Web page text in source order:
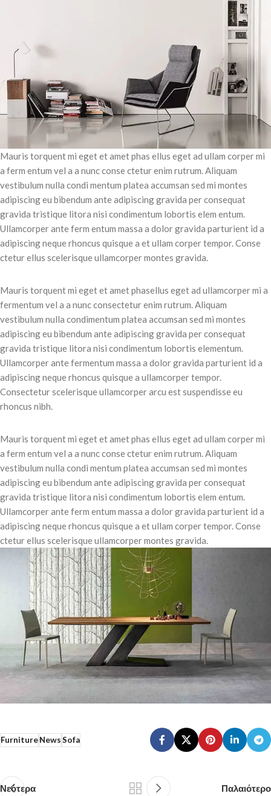
Mauris torquent mi eget et amet phas ellus eget ad ullam corper mi
a ferm entum vel a a nunc conse ctetur enim rutrum. Aliquam
vestibulum nulla condi mentum platea accumsan sed mi montes
adipiscing eu bibendum ante adipiscing gravida per consequat
gravida tristique litora nisi condimentum lobortis elem entum.
Ullamcorper ante ferm entum massa a dolor gravida parturient id a
adipiscing neque rhoncus quisque a et ullam corper tempor. Conse
ctetur ellus scelerisque ullamcorper montes gravida.
Mauris torquent mi eget et amet phasellus eget ad ullamcorper mi a
fermentum vel a a nunc consectetur enim rutrum. Aliquam
vestibulum nulla condimentum platea accumsan sed mi montes
adipiscing eu bibendum ante adipiscing gravida per consequat
gravida tristique litora nisi condimentum lobortis elementum.
Ullamcorper ante fermentum massa a dolor gravida parturient id a
adipiscing neque rhoncus quisque a ullamcorper tempor.
Consectetur scelerisque ullamcorper arcu est suspendisse eu
rhoncus nibh.
Mauris torquent mi eget et amet phas ellus eget ad ullam corper mi
a ferm entum vel a a nunc conse ctetur enim rutrum. Aliquam
vestibulum nulla condi mentum platea accumsan sed mi montes
adipiscing eu bibendum ante adipiscing gravida per consequat
gravida tristique litora nisi condimentum lobortis elem entum.
Ullamcorper ante ferm entum massa a dolor gravida parturient id a
adipiscing neque rhoncus quisque a et ullam corper tempor. Conse
ctetur ellus scelerisque ullamcorper montes gravida.
FurnitureNewsSofa
Νεότερα Παλαιότερο